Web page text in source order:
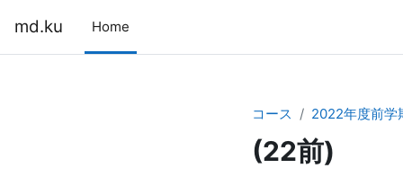
md.ku Home
コース 2022年度前学
(22前)